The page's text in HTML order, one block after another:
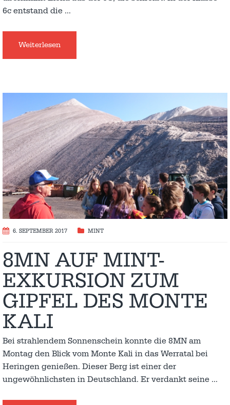
6c entstand die …
Weiterlesen
6. SEPTEMBER 2017 MINT
8MN AUF MINT-
EXKURSION ZUM
GIPFEL DES MONTE
KALI
Bei strahlendem Sonnenschein konnte die 8MN am
Montag den Blick vom Monte Kali in das Werratal bei
Heringen genießen. Dieser Berg ist einer der
ungewöhnlichsten in Deutschland. Er verdankt seine …